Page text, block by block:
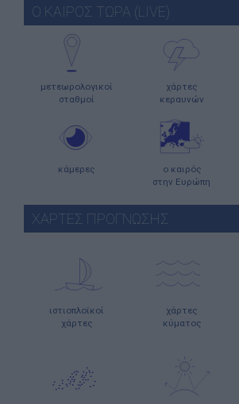
Ο ΚΑΙΡΟΣ ΤΩΡΑ (LIVE)
μετεωρολογικοί
σταθμοί
χάρτες
κεραυνών
κάμερες
ο καιρός
στην Ευρώπη
ΧΑΡΤΕΣ ΠΡΟΓΝΩΣΗΣ
ιστιοπλοϊκοί
χάρτες
χάρτες
κύματος